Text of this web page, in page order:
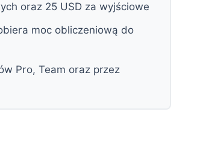
oraz 25 USD za wyjściowe
moc obliczeniową do
Pro, Team oraz przez